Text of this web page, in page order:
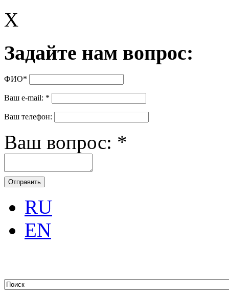
X
Задайте нам вопрос:
ФИО*
Ваш e-mail: *
Ваш телефон:
Ваш вопрос: *
RU
EN